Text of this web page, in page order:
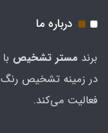
درباره ما
برند مستر تشخيص
در زمینه تشخیص
فعالیت می‌کند.